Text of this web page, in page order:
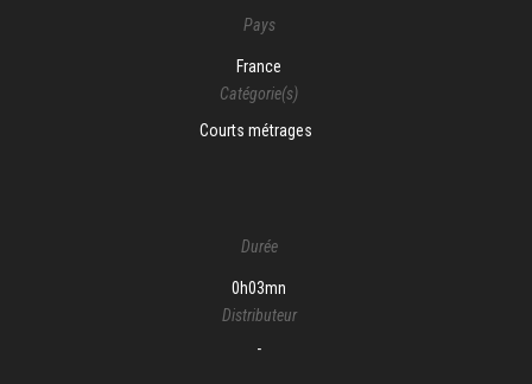
Pays
France
Catégorie(s)
Courts métrages
Durée
0h03mn
Distributeur
-